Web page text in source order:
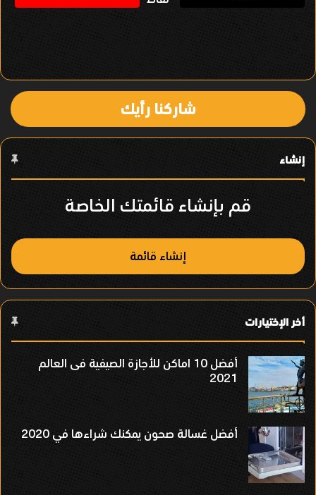
ا
ل
ع
ن
شاركنا رأيك
إنشاء
قم بإنشاء قائمتك الخاصة
إنشاء قائمة
أخر الإختيارات
أفضل 10 اماكن للأجازة الصيفية فى العالم
2021
أفضل غسالة صحون يمكنك شراءها في 2020